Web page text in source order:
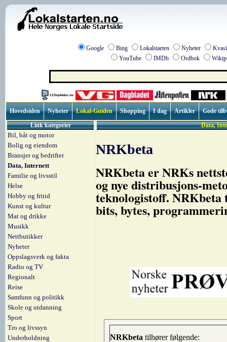
Google Bing Lokalstarten Nyheter
YouTube
IMDb Ordbok
Hovedsiden Nyheter Lokal-Guiden Shopping I dag Artikler
Gode
Link kategorier
Bil, båt og motor
Bolig og eiendom
Bransjer og bedrifter
Data, Internett
Familie og livsstil
Helse
Hobby og fritid
Kunst og kultur
Mat og drikke
Musikk
Nettbutikker
Nyheter
Oppslagsverk og fakta
Radio og TV
Regionalt
Reise
Samfunn og politikk
Skole og utdanning
Sport
Tro og livssyn
Underholdning
Data,
NRKbeta
NRKbeta er NRKs
og nye distribusjons-
teknologistoff. NRKbeta
bits, bytes,
NRKbeta tilhører følgende: